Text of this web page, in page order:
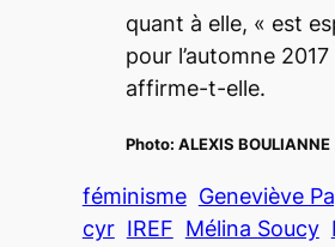
quant à elle, « est
pour l’automne 2017
affirme-t-elle.
Photo: ALEXIS BOULIANNE
féminisme Geneviève
cyr IREF Mélina Soucy